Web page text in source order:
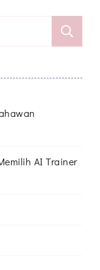
AI Trainer